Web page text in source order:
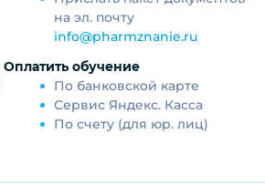
на эл. почту
info@pharmznanie.ru
Оплатить обучение
По банковской карте
Сервис Яндекс. Касса
По счету (для юр. лиц)